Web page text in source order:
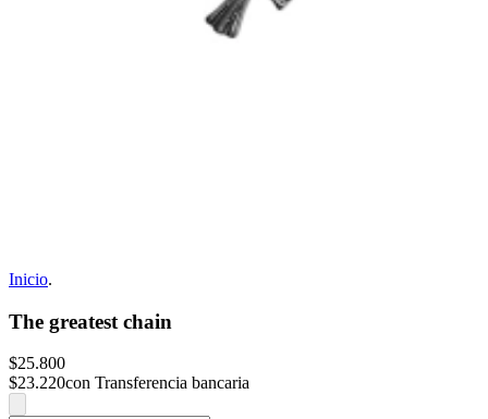
Inicio.
The greatest chain
$25.800
$23.220con Transferencia bancaria